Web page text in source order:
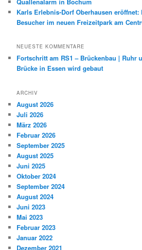
Karls Erlebnis-Dorf Oberhausen eröffnet:
Besucher im neuen Freizeitpark am
NEUESTE KOMMENTARE
Fortschritt am RS1 – Brückenbau | Ruhr
Brücke in Essen wird gebaut
ARCHIV
August 2026
Juli 2026
März 2026
Februar 2026
September 2025
August 2025
Juni 2025
Oktober 2024
September 2024
August 2024
Juni 2023
Mai 2023
Februar 2023
Januar 2022
Dezember 2021